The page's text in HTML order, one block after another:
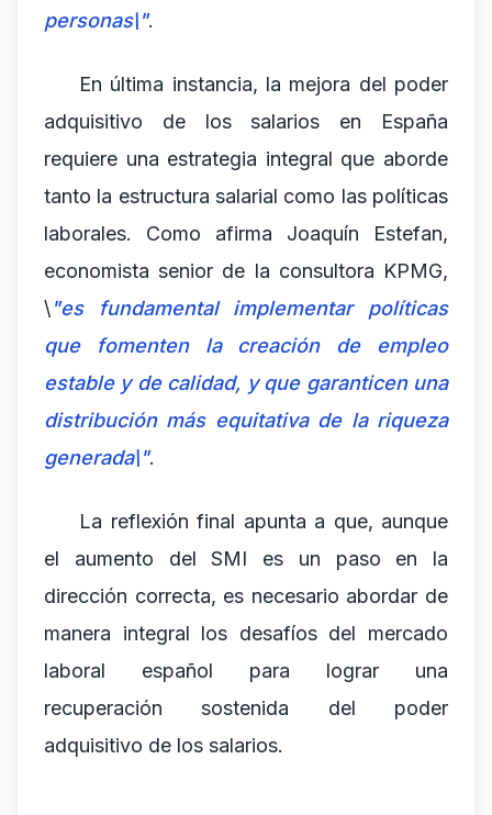
personas\".
En última instancia, la mejora del poder
adquisitivo de los salarios en España
requiere una estrategia integral que aborde
tanto la estructura salarial como las políticas
laborales. Como afirma Joaquín Estefan,
economista senior de la consultora KPMG,
\"es fundamental implementar políticas
que fomenten la creación de empleo
estable y de calidad, y que garanticen una
distribución más equitativa de la riqueza
generada\".
La reflexión final apunta a que, aunque
el aumento del SMI es un paso en la
dirección correcta, es necesario abordar de
manera integral los desafíos del mercado
laboral español para lograr una
recuperación sostenida del poder
adquisitivo de los salarios.